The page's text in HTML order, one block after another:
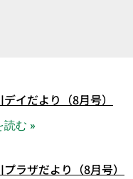
イだより（8月号）
読む »
ラザだより（8月号）